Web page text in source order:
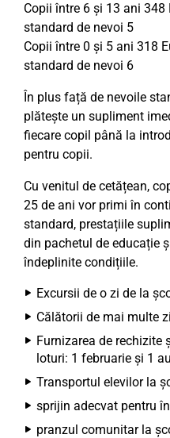
Copii între 6 și 13 ani 348
standard de nevoi 5
Copii între 0 și 5 ani 318
standard de nevoi 6
În plus față de nevoile
plătește un supliment
fiecare copil până la
pentru copii.
Cu venitul de cetățean,
25 de ani vor primi în
standard, prestațiile
din pachetul de educație
îndeplinite condițiile.
Excursii de o zi de la
Călătorii de mai multe
Furnizarea de rechizite
loturi: 1 februarie și 1
Transportul elevilor la
sprijin adecvat pentru
pranzul comunitar la